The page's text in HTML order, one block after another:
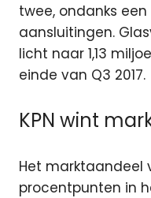
twee, ondanks
aansluitingen.
licht naar 1,13
einde van Q3 2017.
KPN wint
Het marktaandeel
procentpunten in